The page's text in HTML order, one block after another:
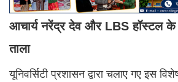
आचार्य नरेंद्र देव और LBS हॉस्टल
ताला
यूनिवर्सिटी प्रशासन द्वारा चलाए गए इस